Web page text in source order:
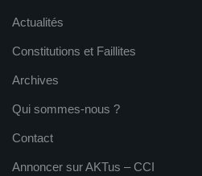
Actualités
Constitutions et Faillites
Archives
Qui sommes-nous ?
Contact
Annoncer sur AKTus – CCI